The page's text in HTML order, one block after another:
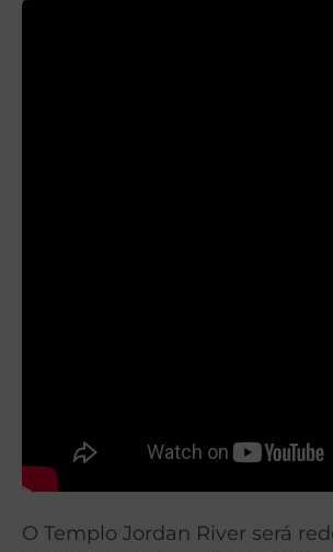
O Templo Jordan River será